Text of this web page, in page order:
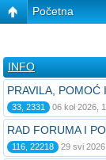
Početna
INFO
PRAVILA, POMOĆ
33, 2331 06 kol 2026,
RAD FORUMA I
116, 22218 29 svi